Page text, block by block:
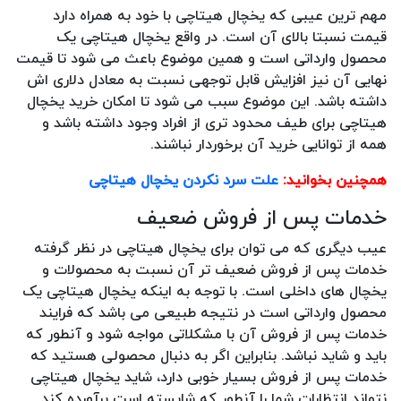
مهم ترین عیبی که یخچال هیتاچی با خود به همراه دارد
قیمت نسبتا بالای آن است. در واقع یخچال هیتاچی یک
محصول وارداتی است و همین موضوع باعث می شود تا قیمت
نهایی آن نیز افزایش قابل توجهی نسبت به معادل دلاری اش
داشته باشد. این موضوع سبب می شود تا امکان خرید یخچال
هیتاچی برای طیف محدود تری از افراد وجود داشته باشد و
همه از توانایی خرید آن برخوردار نباشند.
همچنین بخوانید: علت سرد نکردن یخچال هیتاچی
خدمات پس از فروش ضعیف
عیب دیگری که می توان برای یخچال هیتاچی در نظر گرفته
خدمات پس از فروش ضعیف تر آن نسبت به محصولات و
یخچال های داخلی است. با توجه به اینکه یخچال هیتاچی یک
محصول وارداتی است در نتیجه طبیعی می باشد که فرایند
خدمات پس از فروش آن با مشکلاتی مواجه شود و آنطور که
باید و شاید نباشد. بنابراین اگر به دنبال محصولی هستید که
خدمات پس از فروش بسیار خوبی دارد، شاید یخچال هیتاچی